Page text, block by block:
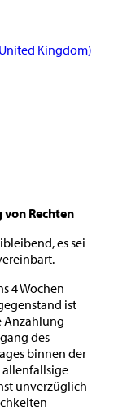
Rechten
es sei
4 Wochen
ist
Anzahlung
des
binnen der
allenfallsige
unverzüglich